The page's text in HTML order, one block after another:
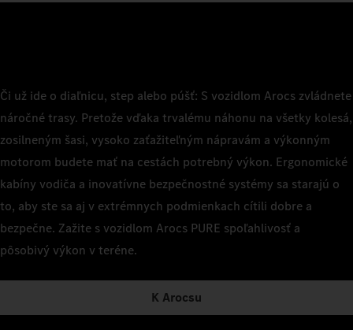
Či už ide o diaľnicu, step alebo púšť: S vozidlom Arocs zvládnete
náročné trasy. Pretože vďaka trvalému náhonu na všetky kolesá,
zosilneným šasi, vysoko zaťažiteľným nápravám a výkonným
motorom budete mať na cestách potrebný výkon. Ergonomické
kabíny vodiča a inovatívne bezpečnostné systémy sa starajú o
to, aby ste sa aj v extrémnych podmienkach cítili dobre a
bezpečne. Zažite s vozidlom Arocs PURE spoľahlivosť a
pôsobivý výkon v teréne.
K Arocsu